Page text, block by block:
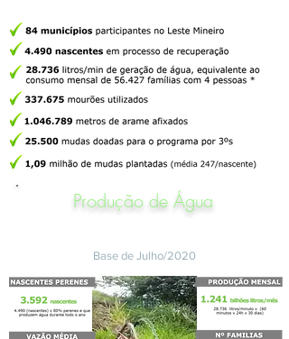
Produção de Água
Base de Julho/2020